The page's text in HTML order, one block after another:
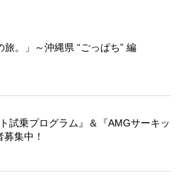
旅。」～沖縄県 “ごっぱち” 編
試乗プログラム』＆『AMGサーキッ
募集中！